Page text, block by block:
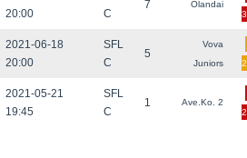
20:00
C
7 Olandai
3
2021-06-18
20:00
SFL
C
5
Vova
Juniors
2
2021-05-21
19:45
SFL
C
1 Ave.Ko. 2
2